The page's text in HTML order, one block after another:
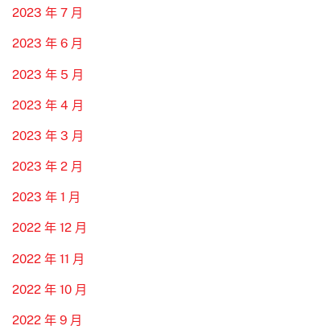
2023 年 7 月
2023 年 6 月
2023 年 5 月
2023 年 4 月
2023 年 3 月
2023 年 2 月
2023 年 1 月
2022 年 12 月
2022 年 11 月
2022 年 10 月
2022 年 9 月